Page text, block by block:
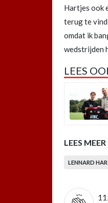
Hartjes ook
terug te
omdat ik
wedstrijden
LEES
LEES
LENNARD